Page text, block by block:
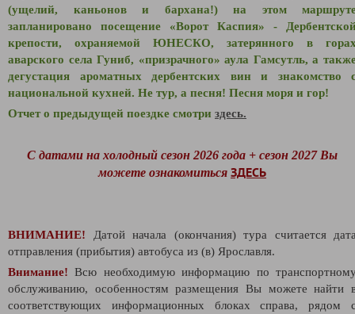
(ущелий, каньонов и бархана!) на этом
запланировано посещение «Ворот Каспия» -
крепости, охраняемой ЮНЕСКО, затерянного в
аварского села Гуниб, «призрачного» аула Гамсутль, а
дегустация ароматных дербентских вин и знакомство
национальной кухней. Не тур, а песня! Песня моря и гор!
Отчет о предыдущей поездке смотри здесь.
С датами на холодный сезон 2026 года + сезон 2027 Вы
можете ознакомиться ЗДЕСЬ
ВНИМАНИЕ! Датой начала (окончания) тура считается
отправления (прибытия) автобуса из (в) Ярославля.
Внимание! Всю необходимую информацию по
обслуживанию, особенностям размещения Вы можете найти
соответствующих информационных блоках справа, рядом